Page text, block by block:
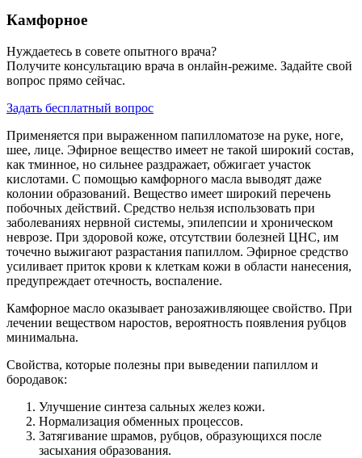
Камфорное
Нуждаетесь в совете опытного врача?
Получите консультацию врача в онлайн-режиме. Задайте свой
вопрос прямо сейчас.
Задать бесплатный вопрос
Применяется при выраженном папилломатозе на руке, ноге,
шее, лице. Эфирное вещество имеет не такой широкий состав,
как тминное, но сильнее раздражает, обжигает участок
кислотами. С помощью камфорного масла выводят даже
колонии образований. Вещество имеет широкий перечень
побочных действий. Средство нельзя использовать при
заболеваниях нервной системы, эпилепсии и хроническом
неврозе. При здоровой коже, отсутствии болезней ЦНС, им
точечно выжигают разрастания папиллом. Эфирное средство
усиливает приток крови к клеткам кожи в области нанесения,
предупреждает отечность, воспаление.
Камфорное масло оказывает ранозаживляющее свойство. При
лечении веществом наростов, вероятность появления рубцов
минимальна.
Свойства, которые полезны при выведении папиллом и
бородавок:
Улучшение синтеза сальных желез кожи.
Нормализация обменных процессов.
Затягивание шрамов, рубцов, образующихся после
засыхания образования.